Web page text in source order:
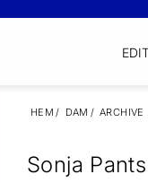
HEM / DAM / ARCHIVE
Sonja Pants